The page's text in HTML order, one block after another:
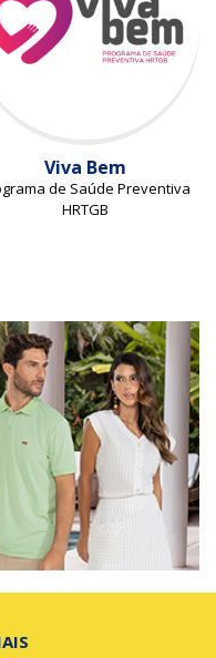
Viva Bem
de Saúde Preventiva
HRTGB